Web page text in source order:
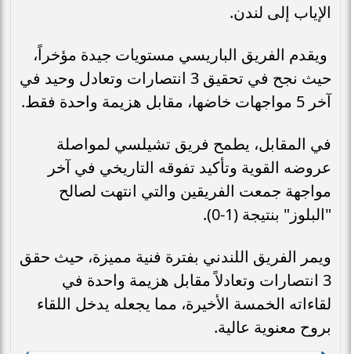
الإياب إلى لندن.
ويقدم الفريق الباريسي مستويات جيدة مؤخراً،
حيث نجح في تحقيق 3 انتصارات وتعادل وحيد في
آخر 5 مواجهات خاضها، مقابل هزيمة واحدة فقط.
في المقابل، يطمح فريق تشيلسي لمواصلة
عروضه القوية وتأكيد تفوقه التاريخي في آخر
مواجهة جمعت الفريقين والتي انتهت لصالح
"البلوز" بنتيجة (1-0).
ويمر الفريق اللندني بفترة فنية مميزة، حيث حقق
3 انتصارات وتعادلاً مقابل هزيمة واحدة في
لقاءاته الخمسة الأخيرة، مما يجعله يدخل اللقاء
بروح معنوية عالية.